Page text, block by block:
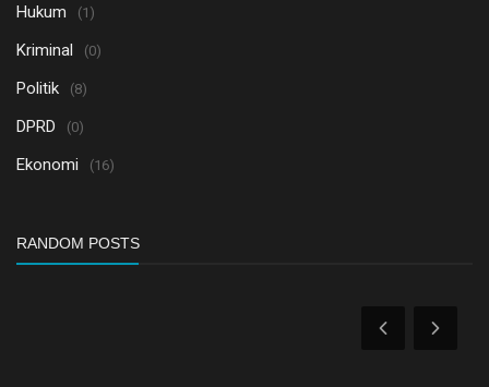
Hukum (1)
Kriminal (0)
Politik (8)
DPRD (0)
Ekonomi (16)
RANDOM POSTS